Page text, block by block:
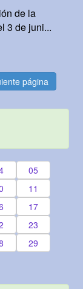
de la
3 de juni...
página
05
11
17
23
29